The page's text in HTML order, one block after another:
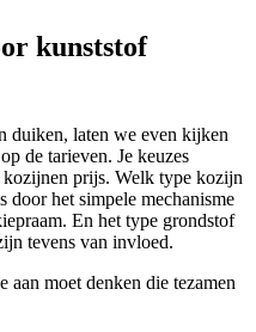
kunststof
duiken, laten we even kijken
de tarieven. Je keuzes
prijs. Welk type kozijn
het simpele mechanisme
En het type grondstof
tevens van invloed.
moet denken die tezamen